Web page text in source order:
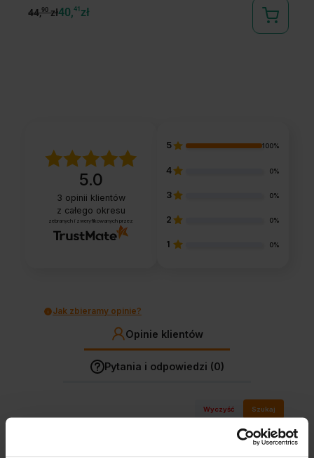
44,90zł40,41 zł
5.0
3 opinii klientów
z całego okresu
zebranych i zweryfikowanych przez
5 100%
4 0%
3 0%
2 0%
1 0%
Jak zbieramy opinie?
Opinie klientów
Pytania i odpowiedzi (0)
Wyczyść Szukaj